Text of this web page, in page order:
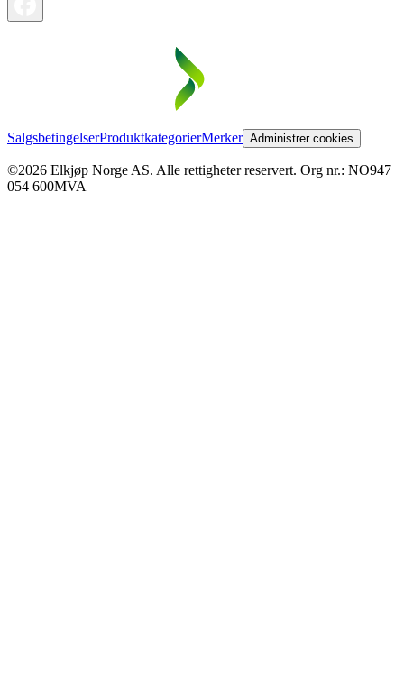
SalgsbetingelserProduktkategorierMerker Administrer cookies
©2026 Elkjøp Norge AS. Alle rettigheter reservert. Org nr.: NO947
054 600MVA